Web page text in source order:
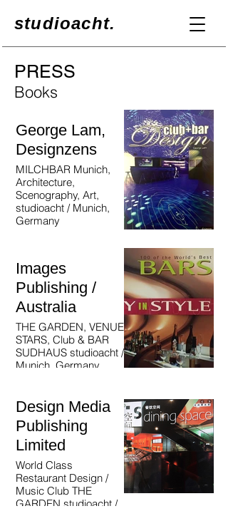
studioacht.
PRESS
Books
George Lam,
Designzens
MILCHBAR Munich,
Architecture,
Scenography, Art,
studioacht / Munich,
Germany
Images
Publishing /
Australia
THE GARDEN, VENUE
STARS, Club & BAR
SUDHAUS studioacht /
Munich, Germany
Design Media
Publishing
Limited
World Class
Restaurant Design /
Music Club THE
GARDEN studioacht /